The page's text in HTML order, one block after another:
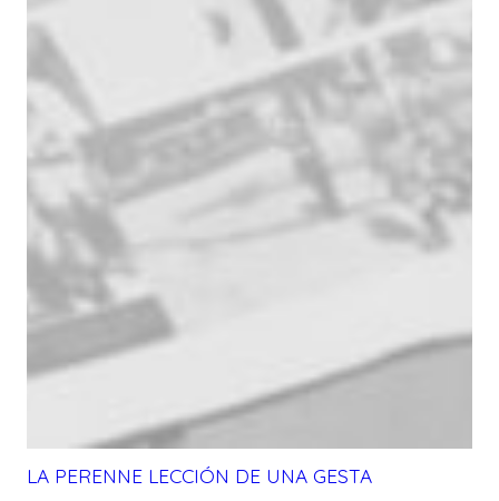
LA PERENNE LECCIÓN DE UNA GESTA